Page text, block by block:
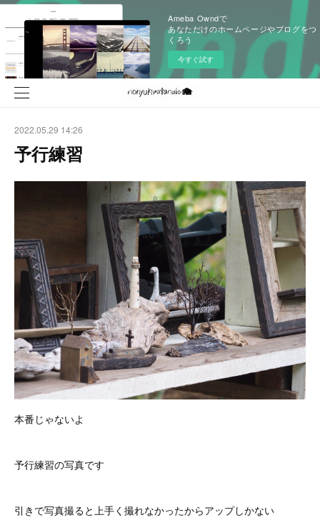
Ameba Owndで
あなただけのホームページやブログをつ
くろう
今すぐ試す
2022.05.29 14:26
予行練習
本番じゃないよ
予行練習の写真です
引きで写真撮ると上手く撮れなかったからアップしかない